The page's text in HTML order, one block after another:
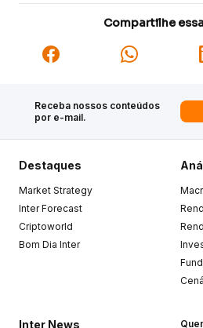
Compartilhe
Receba nossos conteúdos
por e-mail.
Destaques
Market Strategy
Inter Forecast
Criptoworld
Bom Dia Inter
Inter News